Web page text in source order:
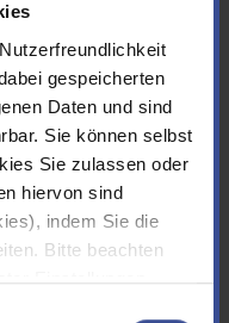
gespeicherten
Daten und sind
Sie können selbst
Sie zulassen oder
hiervon sind
indem Sie die
Bitte beachten
Einstellungen